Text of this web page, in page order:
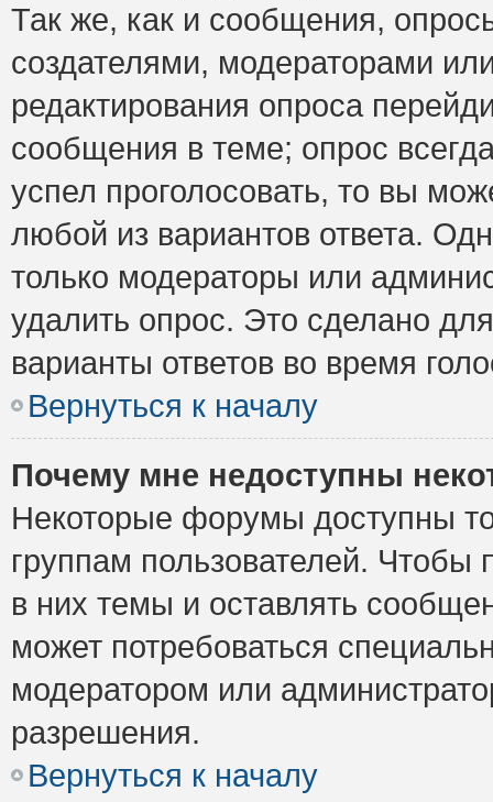
Так же, как и сообщения,
создателями, модераторами
редактирования опроса
сообщения в теме; опрос
успел проголосовать, то вы
любой из вариантов ответа.
только модераторы или
удалить опрос. Это сделано
варианты ответов во время
Вернуться к началу
Почему мне недоступны
Некоторые форумы доступны
группам пользователей. Чтобы
в них темы и оставлять
может потребоваться
модератором или
разрешения.
Вернуться к началу